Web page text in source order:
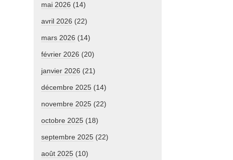
mai 2026 (14)
avril 2026 (22)
mars 2026 (14)
février 2026 (20)
janvier 2026 (21)
décembre 2025 (14)
novembre 2025 (22)
octobre 2025 (18)
septembre 2025 (22)
août 2025 (10)